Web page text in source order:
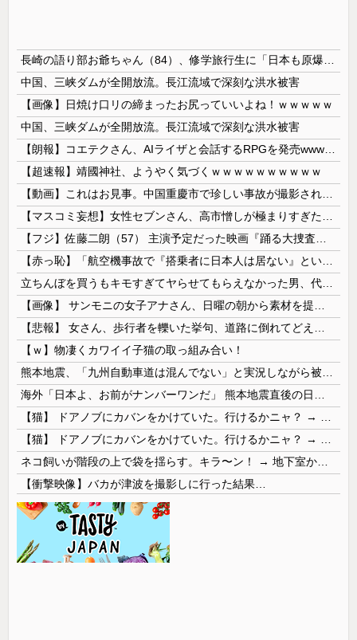
中国、三峡ダムが全開放流。長江流域で深刻な洪水被害
【画像】日焼け口リの締まったお尻っていいよね！ｗｗｗｗｗ
中国、三峡ダムが全開放流。長江流域で深刻な洪水被害
【超速報】靖國神社、ようやく気づくｗｗｗｗｗｗｗｗｗｗ
【ｗ】物凄くカワイイ子猫の取っ組み合い！
【衝撃映像】バカが津波を撮影しに行った結果…